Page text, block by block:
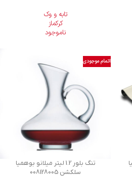
تابه و وک
کرکماز
ناموجود
اتمام موجودی
تنگ بلور 1.2 لیتر میلانو بوهمیا
سلکشن 008128005